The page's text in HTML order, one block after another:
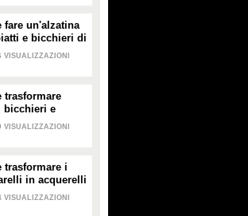
fare un'alzatina
e bicchieri di
VISUALIZZAZIONI
trasformare
bicchieri e
di carta
VISUALIZZAZIONI
trasformare i
in acquerelli
VISUALIZZAZIONI